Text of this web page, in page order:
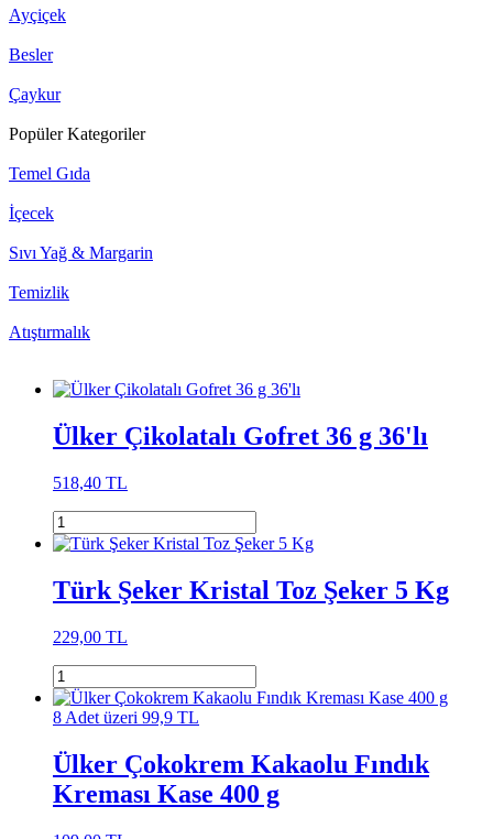
Ayçiçek
Besler
Çaykur
Popüler Kategoriler
Temel Gıda
İçecek
Sıvı Yağ & Margarin
Temizlik
Atıştırmalık
Ülker Çikolatalı Gofret 36 g 36'lı
518,40 TL
Türk Şeker Kristal Toz Şeker 5 Kg
229,00 TL
8 Adet üzeri 99,9 TL
Ülker Çokokrem Kakaolu Fındık
Kreması Kase 400 g